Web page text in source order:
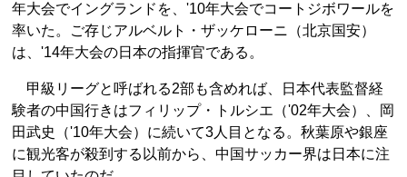
年大会でイングランドを、'10年大会でコートジボワールを
率いた。ご存じアルベルト・ザッケローニ（北京国安）
は、'14年大会の日本の指揮官である。
甲級リーグと呼ばれる2部も含めれば、日本代表監督経
験者の中国行きはフィリップ・トルシエ（'02年大会）、岡
田武史（'10年大会）に続いて3人目となる。秋葉原や銀座
に観光客が殺到する以前から、中国サッカー界は日本に注